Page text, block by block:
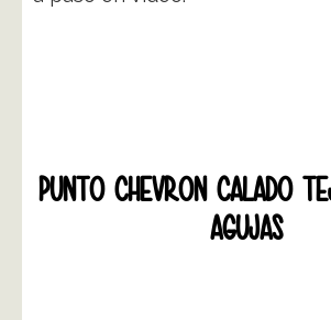
PUNTO CHEVRON CALADO
AGUJAS